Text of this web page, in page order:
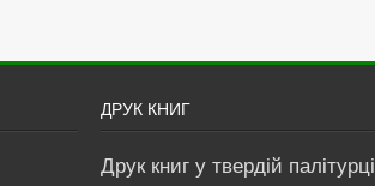
ДРУК КНИГ
Друк книг у твердій палітурці